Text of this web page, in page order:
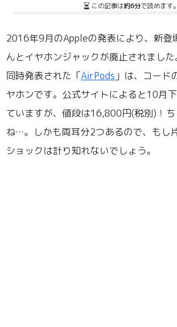
この記事は約6分で読めます。
2016年9月のAppleの発表により、新登
んとイヤホンジャックが廃止されまし
同時発表された「AirPods 」は、コー
ヤホンです。公式サイトによると10月
ていますが、値段は16,800円(税別)！
ね…。しかも両耳分2つあるので、もし
ショックは計り知れないでしょう。